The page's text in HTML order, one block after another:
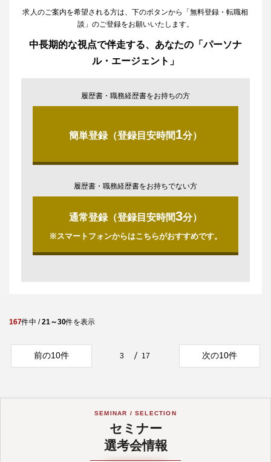
求人のご案内を希望される方は、下のボタンから「無料登録・転職相
談」のご登録をお願いいたします。
中長期的な視点で伴走する、あなたの「パーソナ
ル・エージェント」
履歴書・職務経歴書をお持ちの方
簡単登録（登録目安時間1分）
履歴書・職務経歴書をお持ちでない方
通常登録（登録目安時間3分）
※スマートフォンからはこちらがおすすめです。
167件中 /21～30件を表示
前の10件 3 17 次の10件
SEMINAR / SELECTION
セミナー
選考会情報